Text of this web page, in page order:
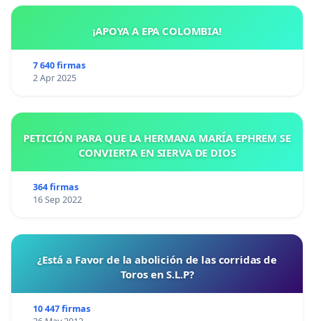
¡APOYA A EPA COLOMBIA!
7 640 firmas
2 Apr 2025
PETICIÓN PARA QUE LA HERMANA MARÍA EPHREM SE
CONVIERTA EN SIERVA DE DIOS
364 firmas
16 Sep 2022
¿Está a Favor de la abolición de las corridas de
Toros en S.L.P?
10 447 firmas